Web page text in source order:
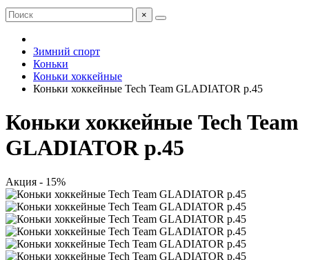
×
Зимний спорт
Коньки
Коньки хоккейные
Коньки хоккейные Tech Team GLADIATOR р.45
Коньки хоккейные Tech Team
GLADIATOR р.45
Акция - 15%